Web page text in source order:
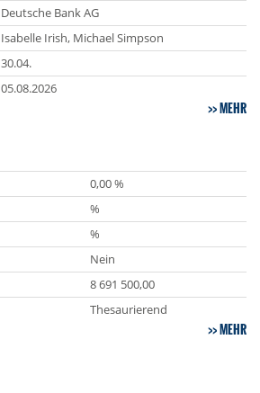
Deutsche Bank AG
Isabelle Irish, Michael Simpson
30.04.
05.08.2026
MEHR
0,00 %
%
%
Nein
8 691 500,00
Thesaurierend
MEHR